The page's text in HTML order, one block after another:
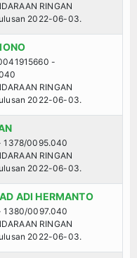
RINGAN
2022-06-03.
-
RINGAN
2022-06-03.
1378/0095.040
RINGAN
2022-06-03.
ADI HERMANTO
1380/0097.040
RINGAN
2022-06-03.